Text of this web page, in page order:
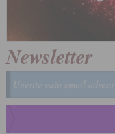
Newsletter